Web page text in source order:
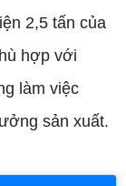
2,5 tấn của
hợp với
làm việc
sản xuất.